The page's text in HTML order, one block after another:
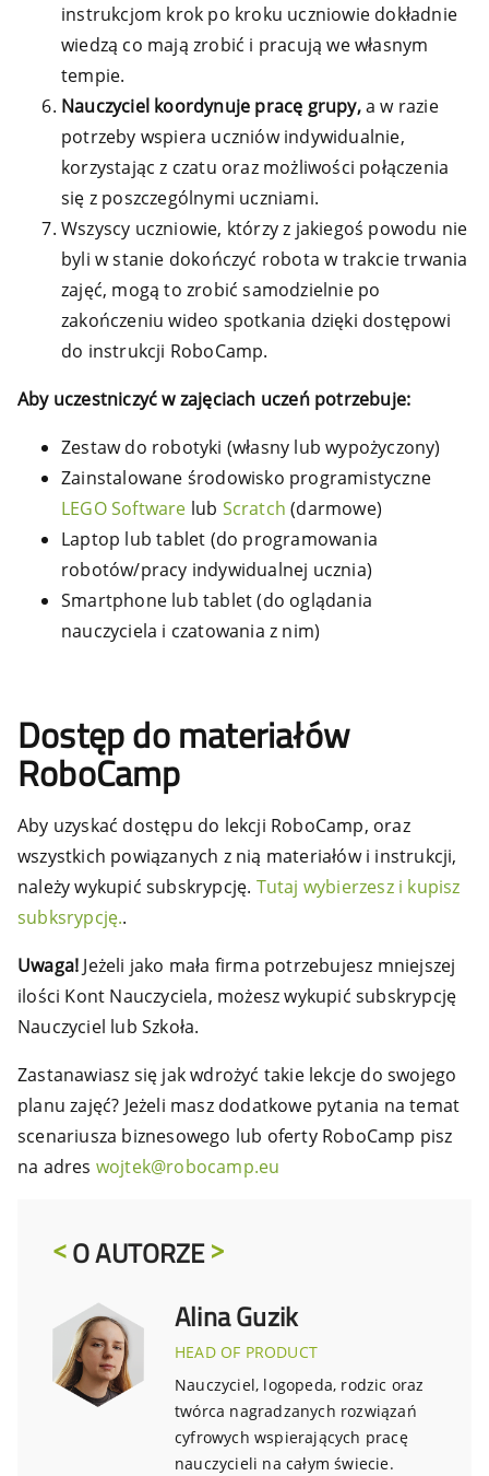
instrukcjom krok po kroku uczniowie dokładnie
wiedzą co mają zrobić i pracują we własnym
tempie.
Nauczyciel koordynuje pracę grupy,a w razie
potrzeby wspiera uczniów indywidualnie,
korzystając z czatu oraz możliwości połączenia
się z poszczególnymi uczniami.
Wszyscy uczniowie, którzy z jakiegoś powodu nie
byli w stanie dokończyć robota w trakcie trwania
zajęć, mogą to zrobić samodzielnie po
zakończeniu wideo spotkania dzięki dostępowi
do instrukcji RoboCamp.
Aby uczestniczyć w zajęciach uczeń potrzebuje:
Zestaw do robotyki (własny lub wypożyczony)
Zainstalowane środowisko programistyczne
LEGO Software lub Scratch (darmowe)
Laptop lub tablet (do programowania
robotów/pracy indywidualnej ucznia)
Smartphone lub tablet (do oglądania
nauczyciela i czatowania z nim)
Dostęp do materiałów
RoboCamp
Aby uzyskać dostępu do lekcji RoboCamp, oraz
wszystkich powiązanych z nią materiałów i instrukcji,
należy wykupić subskrypcję. Tutaj wybierzesz i kupisz
subksrypcję..
Uwaga! Jeżeli jako mała firma potrzebujesz mniejszej
ilości Kont Nauczyciela, możesz wykupić subskrypcję
Nauczyciel lub Szkoła.
Zastanawiasz się jak wdrożyć takie lekcje do swojego
planu zajęć? Jeżeli masz dodatkowe pytania na temat
scenariusza biznesowego lub oferty RoboCamp pisz
na adres wojtek@robocamp.eu
O AUTORZE
Alina Guzik
HEAD OF PRODUCT
Nauczyciel, logopeda, rodzic oraz
twórca nagradzanych rozwiązań
cyfrowych wspierających pracę
nauczycieli na całym świecie.